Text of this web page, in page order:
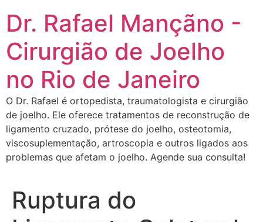
Dr. Rafael Mançãno -
Cirurgião de Joelho
no Rio de Janeiro
O Dr. Rafael é ortopedista, traumatologista e cirurgião
de joelho. Ele oferece tratamentos de reconstrução de
ligamento cruzado, prótese do joelho, osteotomia,
viscosuplementação, artroscopia e outros ligados aos
problemas que afetam o joelho. Agende sua consulta!
Ruptura do